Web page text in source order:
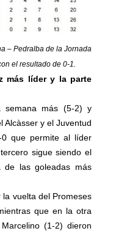
– Pedralba de la Jornada
el resultado de 0-1.
más líder y la parte
semana más (5-2) y
Alcàsser y el Juventud
que permite al líder
sigue siendo el
de las goleadas más
vuelta del Promeses
que en la otra
(1-2) dieron